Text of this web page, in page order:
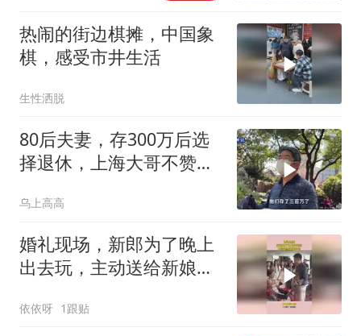
热闹的街边棋摊，中国象
棋，感受市井生活
生性洒脱
80后夫妻，存300万后选
择退休，上海大哥不赞同
乌上高高
婚礼现场，新郎为了晚上
出去玩，主动送给新娘包
依依呀 1跟贴